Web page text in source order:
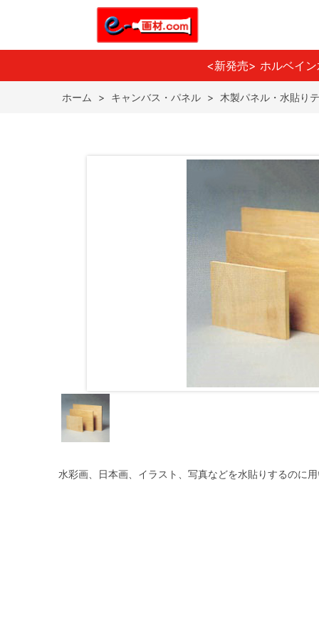
<新発売> ホルベイ
ホーム > キャンバス・パネル > 木製パネル・水貼り
水彩画、日本画、イラスト、写真などを水貼りするのに